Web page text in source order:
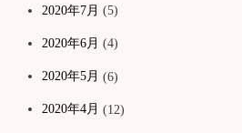
2020年7月 (5)
2020年6月 (4)
2020年5月 (6)
2020年4月 (12)